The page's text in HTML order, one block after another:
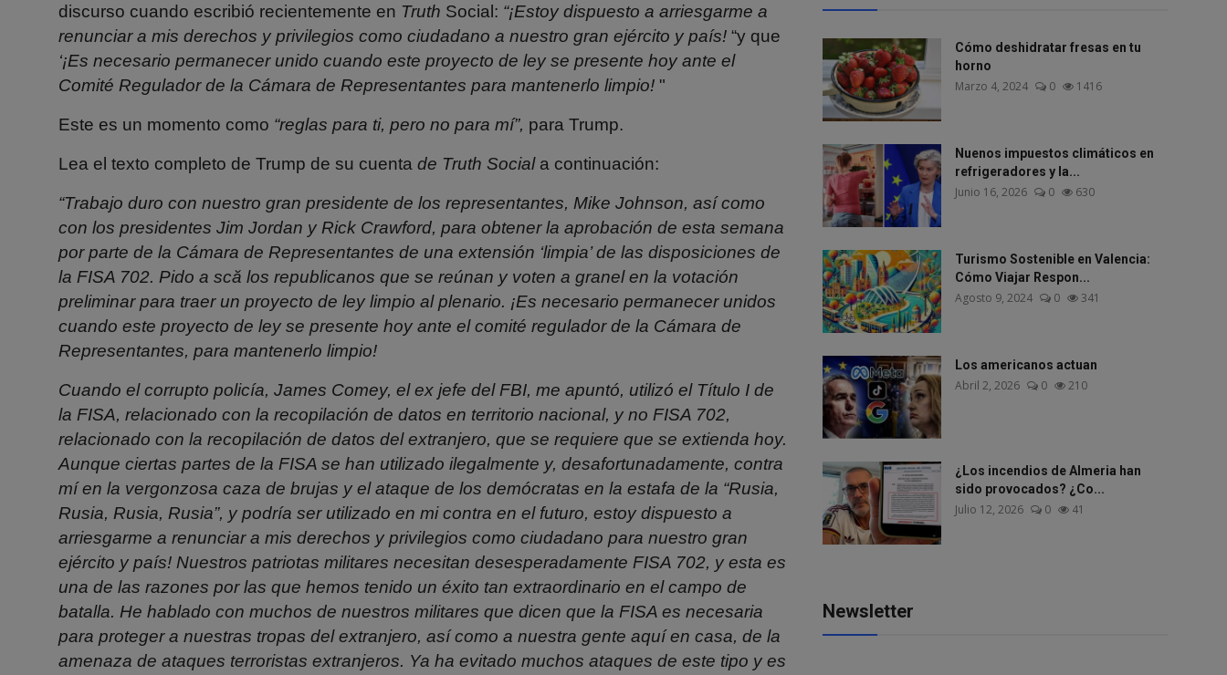
discurso cuando escribió recientemente en Truth Social: “¡Estoy dispuesto a arriesgarme a
renunciar a mis derechos y privilegios como ciudadano a nuestro gran ejército y país! “y que
‘¡Es necesario permanecer unido cuando este proyecto de ley se presente hoy ante el
Comité Regulador de la Cámara de Representantes para mantenerlo limpio! "
Este es un momento como “reglas para ti, pero no para mí”, para Trump.
Lea el texto completo de Trump de su cuenta de Truth Sociala continuación:
“Trabajo duro con nuestro gran presidente de los representantes, Mike Johnson, así como
con los presidentes Jim Jordan y Rick Crawford, para obtener la aprobación de esta semana
por parte de la Cámara de Representantes de una extensión ‘limpia’ de las disposiciones de
la FISA 702. Pido a scă los republicanos que se reúnan y voten a granel en la votación
preliminar para traer un proyecto de ley limpio al plenario. ¡Es necesario permanecer unidos
cuando este proyecto de ley se presente hoy ante el comité regulador de la Cámara de
Representantes, para mantenerlo limpio!
Cuando el corrupto policía, James Comey, el ex jefe del FBI, me apuntó, utilizó el Título I de
la FISA, relacionado con la recopilación de datos en territorio nacional, y no FISA 702,
relacionado con la recopilación de datos del extranjero, que se requiere que se extienda hoy.
Aunque ciertas partes de la FISA se han utilizado ilegalmente y, desafortunadamente, contra
mí en la vergonzosa caza de brujas y el ataque de los demócratas en la estafa de la “Rusia,
Rusia, Rusia, Rusia”, y podría ser utilizado en mi contra en el futuro, estoy dispuesto a
arriesgarme a renunciar a mis derechos y privilegios como ciudadano para nuestro gran
ejército y país! Nuestros patriotas militares necesitan desesperadamente FISA 702, y esta es
una de las razones por las que hemos tenido un éxito tan extraordinario en el campo de
batalla. He hablado con muchos de nuestros militares que dicen que la FISA es necesaria
para proteger a nuestras tropas del extranjero, así como a nuestra gente aquí en casa, de la
amenaza de ataques terroristas extranjeros. Ya ha evitado muchos ataques de este tipo y es
Cómo deshidratar fresas en tu
horno
Marzo 4, 2024 0 1416
Nuenos impuestos climáticos en
refrigeradores y la...
Junio 16, 2026 0 630
Turismo Sostenible en Valencia:
Cómo Viajar Respon...
Agosto 9, 2024 0 341
Los americanos actuan
Abril 2, 2026 0 210
¿Los incendios de Almeria han
sido provocados? ¿Co...
Julio 12, 2026 0 41
Newsletter